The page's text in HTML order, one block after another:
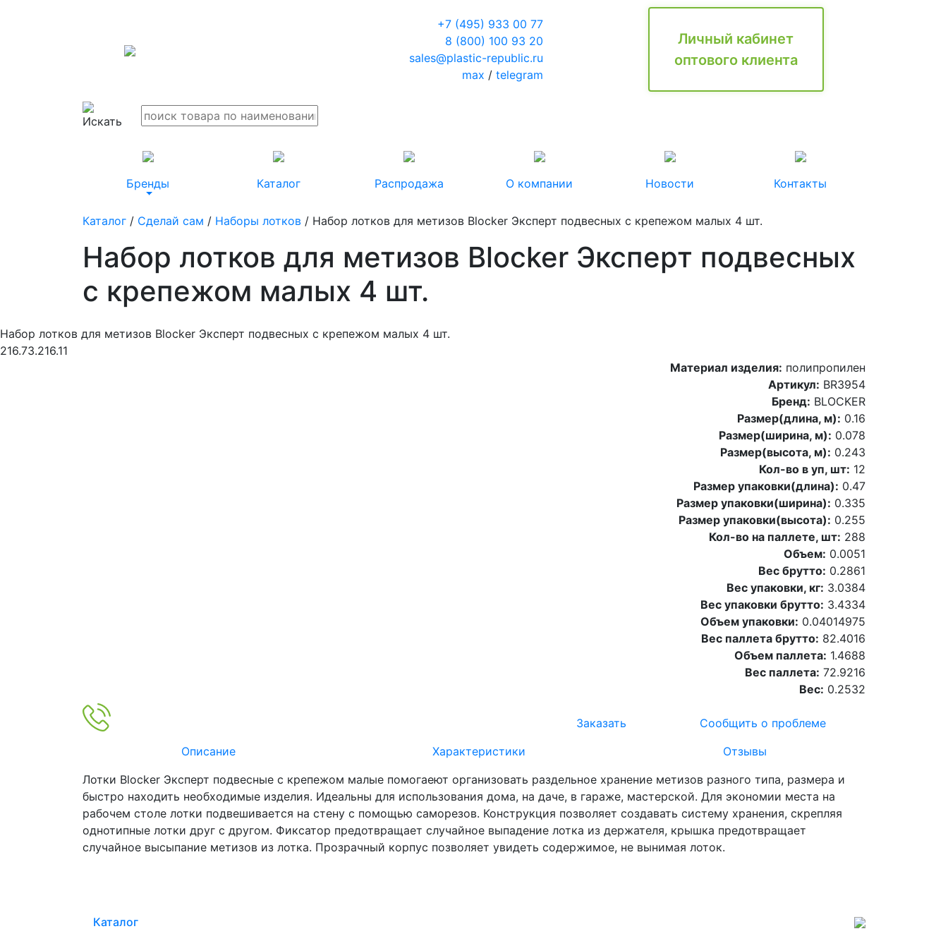
+7 (495) 933 00 77
8 (800) 100 93 20
sales@plastic-republic.ru
max / telegram
Личный кабинет
оптового клиента
Бренды Каталог Распродажа О компании Новости Контакты
Каталог / Сделай сам / Наборы лотков / Набор лотков для метизов Blocker Эксперт подвесных с крепежом малых 4 шт.
Набор лотков для метизов Blocker Эксперт подвесных
с крепежом малых 4 шт.
Набор лотков для метизов Blocker Эксперт подвесных с крепежом малых 4 шт.
216.73.216.11
Материал изделия: полипропилен
Артикул: BR3954
Бренд: BLOCKER
Размер(длина, м): 0.16
Размер(ширина, м): 0.078
Размер(высота, м): 0.243
Кол-во в уп, шт: 12
Размер упаковки(длина): 0.47
Размер упаковки(ширина): 0.335
Размер упаковки(высота): 0.255
Кол-во на паллете, шт: 288
Объем: 0.0051
Вес брутто: 0.2861
Вес упаковки, кг: 3.0384
Вес упаковки брутто: 3.4334
Объем упаковки: 0.04014975
Вес паллета брутто: 82.4016
Объем паллета: 1.4688
Вес паллета: 72.9216
Вес: 0.2532
Заказать
Сообщить о проблеме
Описание
Характеристики
Отзывы
Лотки Blocker Эксперт подвесные с крепежом малые помогаеют организовать раздельное хранение метизов разного типа, размера и
быстро находить необходимые изделия. Идеальны для использования дома, на даче, в гараже, мастерской. Для экономии места на
рабочем столе лотки подвешивается на стену с помощью саморезов. Конструкция позволяет создавать систему хранения, скрепляя
однотипные лотки друг с другом. Фиксатор предотвращает случайное выпадение лотка из держателя, крышка предотвращает
случайное высыпание метизов из лотка. Прозрачный корпус позволяет увидеть содержимое, не вынимая лоток.
Каталог